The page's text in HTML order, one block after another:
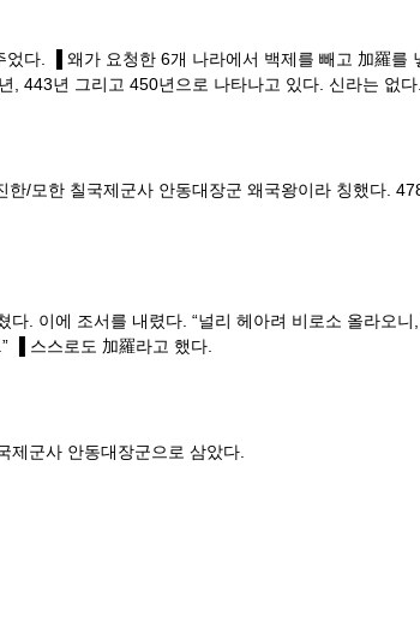
다. ▐ 왜가 요청한 6개 나라에서 백제를 빼고 加羅
443년 그리고 450년으로 나타나고 있다. 신라는 없다.
/모한 칠국제군사 안동대장군 왜국왕이라 칭했다.
. 이에 조서를 내렸다. “널리 헤아려 비로소 올라오
▐ 스스로도 加羅라고 했다.
군사 안동대장군으로 삼았다.